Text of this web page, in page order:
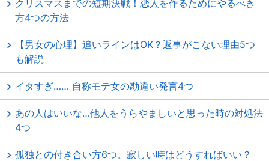
クリスマスまでの短期決戦！恋人を作るためにやるべき
方4つの方法
【男女の心理】追いラインはOK？返事がこない理由5つ
も解説
イタすぎ…… 自称モテ女の勘違い発言4つ
あの人はいいな…他人をうらやましいと思った時の対処法
4つ
孤独との付き合い方6つ。寂しい時はどうすればいい？